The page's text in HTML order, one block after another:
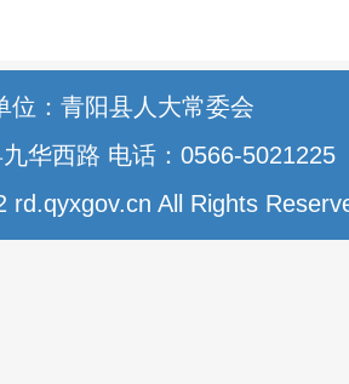
位：青阳县人大常委会
华西路 电话：0566-5021225
rd.qyxgov.cn All Rights